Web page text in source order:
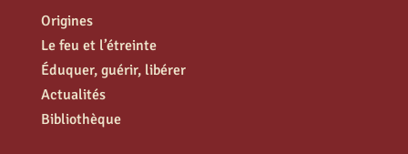
Origines
Le feu et l’étreinte
Éduquer, guérir, libérer
Actualités
Bibliothèque